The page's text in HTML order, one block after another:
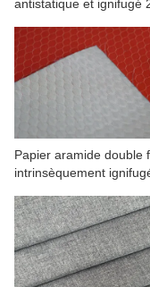
antistatique et ignifugé
Papier aramide double
intrinsèquement